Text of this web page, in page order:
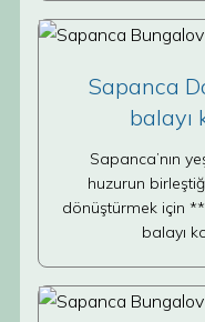
Sapanca
balayı
Sapanca’nın
huzurun
dönüştürmek için
balayı